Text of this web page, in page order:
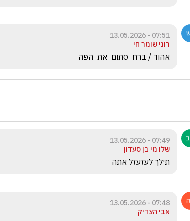
07:51 - 13.05.2026
רוני שומר חי
אהוד / ברח  סתום  את  הפה
07:49 - 13.05.2026
שלו מי בן סעדון
תילך לעזעזל אתה
07:48 - 13.05.2026
אבי הצדיק